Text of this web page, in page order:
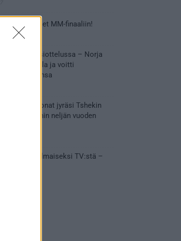
kentälliset MM-finaaliin!
pronssiottelussa – Norja
jatkoajalla ja voitti
MM-mitalinsa
esitys – Leijonat jyräsi Tshekin
mitalipeleihin neljän vuoden
näkyy ilmaiseksi TV:stä –
live stream